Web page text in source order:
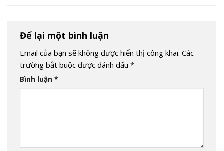
Để lại một bình luận
Email của bạn sẽ không được hiển thị công khai. Các
trường bắt buộc được đánh dấu *
Bình luận *